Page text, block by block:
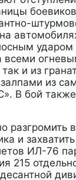
всеми
и из
из
В бой также
и
ИЛ-76
215